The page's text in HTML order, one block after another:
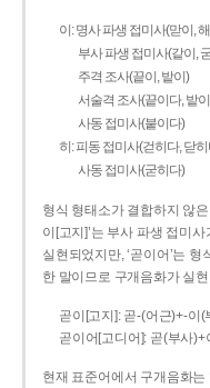
이: 명사 파생 접미사(맏이,
부사 파생 접미사(같이,
주격 조사(끝이, 밭이)
서술격 조사(끝이다, 밭
사동 접미사(붙이다)
히: 피동 접미사(걷히다, 닫
사동 접미사(굳히다)
형식 형태소가 결합하지 않
이[고지]’는 부사 파생 접미
실현되었지만, ‘곧이어’는
한 말이므로 구개음화가 실
곧이[고지]: 곧-­(어근)+­-이
곧이어[고디어]: 곧(부사)+
현재 표준어에서 구개음화